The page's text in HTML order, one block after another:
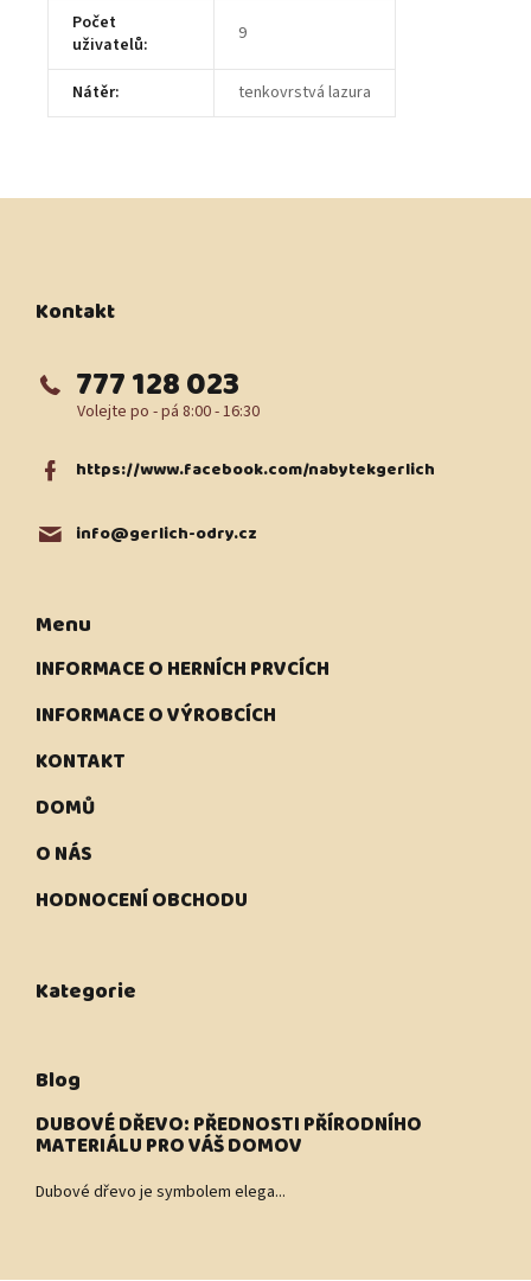
Počet
uživatelů: 9
Nátěr: tenkovrstvá lazura
Z
Kontakt
info@gerlich-odry.cz
777 128 023
https://www.facebook.com/nabytekgerlich
Menu
INFORMACE O HERNÍCH PRVCÍCH
INFORMACE O VÝROBCÍCH
KONTAKT
DOMŮ
O NÁS
HODNOCENÍ OBCHODU
Kategorie
Blog
DUBOVÉ DŘEVO: PŘEDNOSTI PŘÍRODNÍHO
MATERIÁLU PRO VÁŠ DOMOV
Dubové dřevo je symbolem elega...